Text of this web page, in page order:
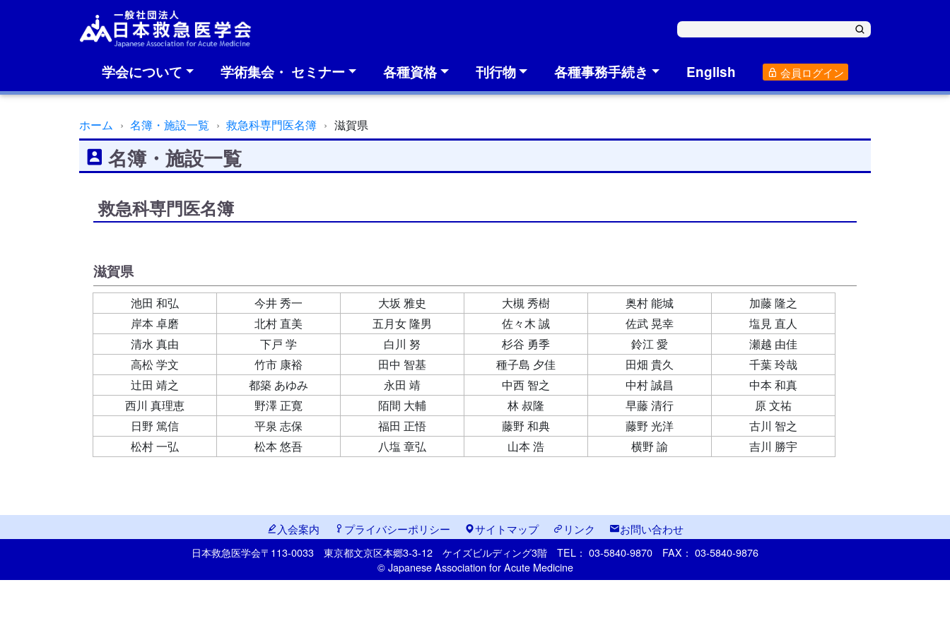
学会について 学術集会・ セミナー 各種資格 刊行物 各種事務手続き English 会員ログイン
ホーム 名簿・施設一覧 救急科専門医名簿 滋賀県
名簿・施設一覧
救急科専門医名簿
滋賀県
池田 和弘 今井 秀一 大坂 雅史 大槻 秀樹 奥村 能城
加藤 隆之
岸本 卓磨
北村 直美 五月女 隆男 佐々木 誠 佐武 晃幸
塩見 直人
清水 真由
下戸 学 白川 努 杉谷 勇季 鈴江 愛
瀬越 由佳
高松 学文
竹市 康裕 田中 智基 種子島 夕佳 田畑 貴久
千葉 玲哉
辻田 靖之
都築 あゆみ 永田 靖 中西 智之 中村 誠昌
中本 和真
西川 真理恵
野澤 正寛 陌間 大輔 林 叔隆 早藤 清行
原 文祐
日野 篤信
平泉 志保 福田 正悟 藤野 和典 藤野 光洋
古川 智之
松村 一弘
松本 悠吾 八塩 章弘 山本 浩 横野 諭 吉川 勝宇
入会案内 プライバシーポリシー サイトマップ リンク お問い合わせ
日本救急医学会〒113-0033 東京都文京区本郷3-3-12 ケイズビルディング3階 TEL： 03-5840-9870 FAX： 03-5840-9876
© Japanese Association for Acute Medicine